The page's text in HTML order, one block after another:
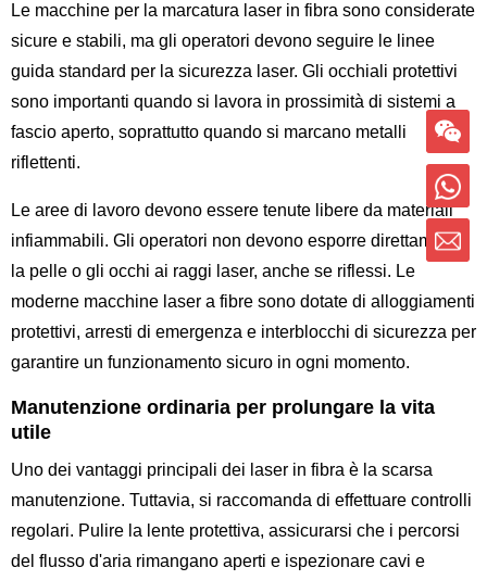
Le macchine per la marcatura laser in fibra sono considerate
sicure e stabili, ma gli operatori devono seguire le linee
guida standard per la sicurezza laser. Gli occhiali protettivi
sono importanti quando si lavora in prossimità di sistemi a
fascio aperto, soprattutto quando si marcano metalli
riflettenti.
Le aree di lavoro devono essere tenute libere da materiali
infiammabili. Gli operatori non devono esporre direttamente
la pelle o gli occhi ai raggi laser, anche se riflessi. Le
moderne macchine laser a fibre sono dotate di alloggiamenti
protettivi, arresti di emergenza e interblocchi di sicurezza per
garantire un funzionamento sicuro in ogni momento.
Manutenzione ordinaria per prolungare la vita
utile
Uno dei vantaggi principali dei laser in fibra è la scarsa
manutenzione. Tuttavia, si raccomanda di effettuare controlli
regolari. Pulire la lente protettiva, assicurarsi che i percorsi
del flusso d'aria rimangano aperti e ispezionare cavi e